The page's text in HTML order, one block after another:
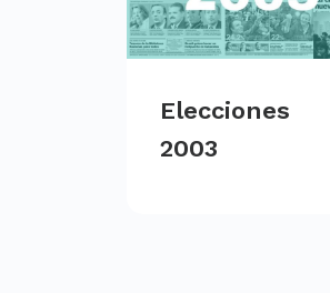
Elecciones
2003